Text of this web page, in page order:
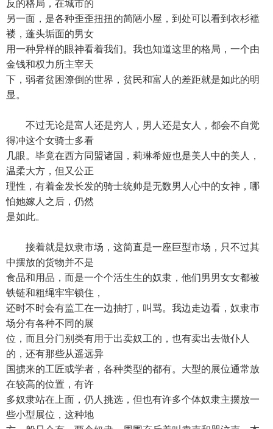
反的格局，在城市的
另一面，是各种歪歪扭扭的简陋小屋，到处可以看到衣杉褴
褛，蓬头垢面的男女
用一种异样的眼神看着我们。我也知道这里的格局，一个由
金钱和权力所主宰天
下，弱者贫困潦倒的世界，贫民和富人的差距就是如此的明
显。
不过无论是富人还是穷人，男人还是女人，都会不自觉
得冲这个女骑士多看
几眼。毕竟在西方同盟诸国，莉琳希娅也是美人中的美人，
温柔大方，但又公正
理性，有着金发长发的骑士统帅是无数男人心中的女神，哪
怕她嫁人之后，仍然
是如此。
接着就是奴隶市场，这简直是一座巨型市场，只不过其
中摆放的货物并不是
食品和用品，而是一个个活生生的奴隶，他们男男女女都被
铁链和粗绳牢牢锁住，
还时不时会有监工在一边抽打，叫骂。我边走边看，奴隶市
场分有各种不同的展
位，而且分门别类有用于出卖奴工的，也有卖出去做仆人
的，还有那些从遥远异
国掳来的工匠或学者，各种类型的都有。大型的展位通常放
在较高的位置，有许
多奴隶站在上面，仍人挑选，但也有许多个体奴隶主摆放一
些小型展位，这种地